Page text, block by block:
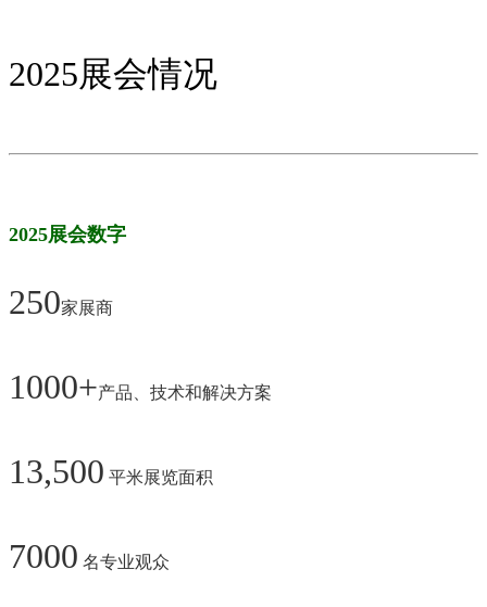
2025展会情况
2025展会数字
250家展商
1000+产品、技术和解决方案
13,500 平米展览面积
7000 名专业观众